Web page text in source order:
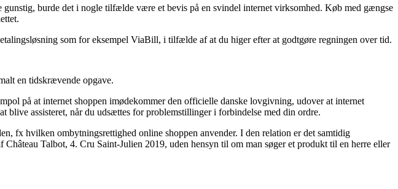
burde det i nogle tilfælde være et bevis på en svindel internet virksomhed. Køb med gængse
som for eksempel ViaBill, i tilfælde af at du higer efter at godtgøre regningen over tid.
en tidskrævende opgave.
på at internet shoppen imødekommer den officielle danske lovgivning, udover at internet
blive assisteret, når du udsættes for problemstillinger i forbindelse med din ordre.
fx hvilken ombytningsrettighed online shoppen anvender. I den relation er det samtidig
Talbot, 4. Cru Saint-Julien 2019, uden hensyn til om man søger et produkt til en herre eller